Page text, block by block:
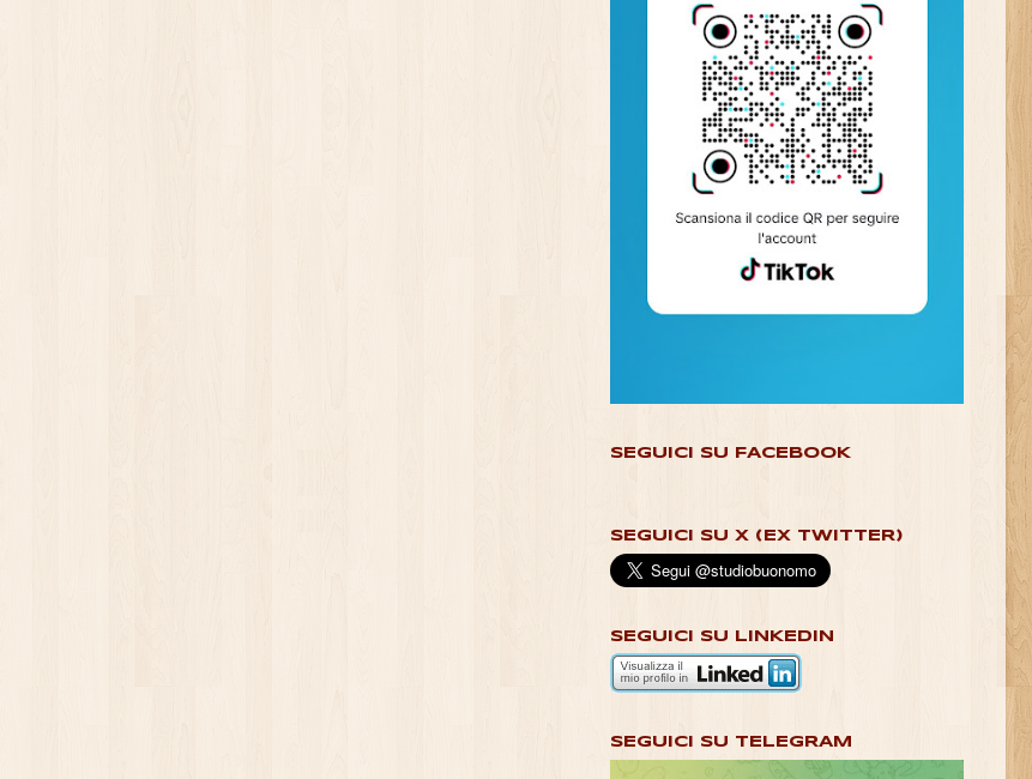
SEGUICI SU FACEBOOK
SEGUICI SU X (EX TWITTER)
SEGUICI SU LINKEDIN
SEGUICI SU TELEGRAM